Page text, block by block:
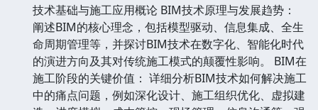
技术基础与施工应用概论 BIM技术原理与发展趋势：
阐述BIM的核心理念，包括模型驱动、信息集成、全生
命周期管理等，并探讨BIM技术在数字化、智能化时代
的演进方向及其对传统施工模式的颠覆性影响。 BIM在
施工阶段的关键价值： 详细分析BIM技术如何解决施工
中的痛点问题，例如深化设计、施工组织优化、虚拟建